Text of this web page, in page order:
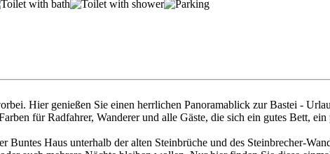
Hier genießen Sie einen herrlichen Panoramablick zur Bastei -
für Radfahrer, Wanderer und alle Gäste, die sich ein gutes Bett,
Haus unterhalb der alten Steinbrüche und des Steinbrecher-